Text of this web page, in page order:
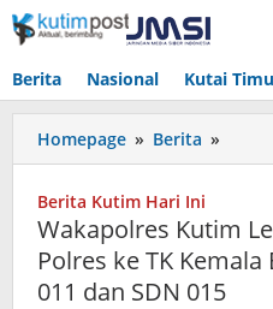
Lewati
ke
Berita Nasional Kutai
Homepage » Berita »
Kutim
MBG
Polres
ke
Berita Kutim Hari Ini
Wakapolres Kutim
Polres ke TK
011 dan SDN 015